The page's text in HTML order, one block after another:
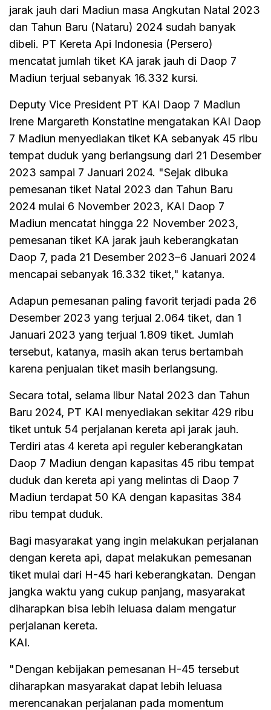
jarak jauh dari Madiun masa Angkutan Natal 2023
dan Tahun Baru (Nataru) 2024 sudah banyak
dibeli. PT Kereta Api Indonesia (Persero)
mencatat jumlah tiket KA jarak jauh di Daop 7
Madiun terjual sebanyak 16.332 kursi.
Deputy Vice President PT KAI Daop 7 Madiun
Irene Margareth Konstatine mengatakan KAI Daop
7 Madiun menyediakan tiket KA sebanyak 45 ribu
tempat duduk yang berlangsung dari 21 Desember
2023 sampai 7 Januari 2024. "Sejak dibuka
pemesanan tiket Natal 2023 dan Tahun Baru
2024 mulai 6 November 2023, KAI Daop 7
Madiun mencatat hingga 22 November 2023,
pemesanan tiket KA jarak jauh keberangkatan
Daop 7, pada 21 Desember 2023–6 Januari 2024
mencapai sebanyak 16.332 tiket," katanya.
Adapun pemesanan paling favorit terjadi pada 26
Desember 2023 yang terjual 2.064 tiket, dan 1
Januari 2023 yang terjual 1.809 tiket. Jumlah
tersebut, katanya, masih akan terus bertambah
karena penjualan tiket masih berlangsung.
Secara total, selama libur Natal 2023 dan Tahun
Baru 2024, PT KAI menyediakan sekitar 429 ribu
tiket untuk 54 perjalanan kereta api jarak jauh.
Terdiri atas 4 kereta api reguler keberangkatan
Daop 7 Madiun dengan kapasitas 45 ribu tempat
duduk dan kereta api yang melintas di Daop 7
Madiun terdapat 50 KA dengan kapasitas 384
ribu tempat duduk.
Bagi masyarakat yang ingin melakukan perjalanan
dengan kereta api, dapat melakukan pemesanan
tiket mulai dari H-45 hari keberangkatan. Dengan
jangka waktu yang cukup panjang, masyarakat
diharapkan bisa lebih leluasa dalam mengatur
perjalanan kereta.
KAI.
"Dengan kebijakan pemesanan H-45 tersebut
diharapkan masyarakat dapat lebih leluasa
merencanakan perjalanan pada momentum